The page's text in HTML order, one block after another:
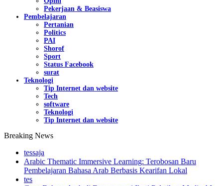
Pekerjaan & Beasiswa
Pembelajaran
Pertanian
Politics
PAI
Shorof
Sport
Status Facebook
surat
Teknologi
Tip Internet dan website
Tech
software
Teknologi
Tip Internet dan website
Breaking News
tessaja
Arabic Thematic Immersive Learning: Terobosan Baru
Pembelajaran Bahasa Arab Berbasis Kearifan Lokal
tes